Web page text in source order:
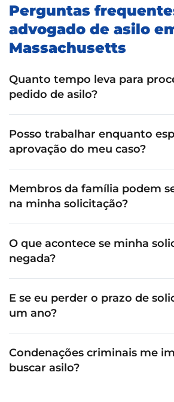
Perguntas
advogado de asilo
Massachusetts
Quanto tempo leva para
pedido de asilo?
Posso trabalhar enquanto
aprovação do meu caso?
Membros da família podem
na minha solicitação?
O que acontece se minha
negada?
E se eu perder o prazo de
um ano?
Condenações criminais me
buscar asilo?